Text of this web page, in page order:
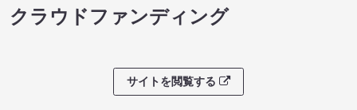
クラウドファンディング
サイトを閲覧する